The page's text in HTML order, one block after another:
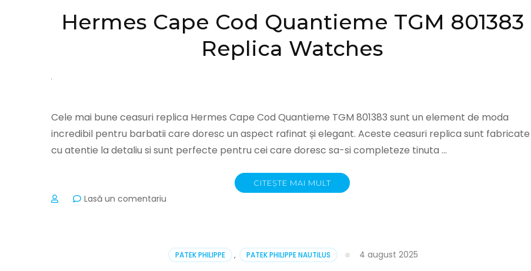
3350
Hermes Cape Cod Quantieme TGM 801383
Replica Watches
Cele mai bune ceasuri replica Hermes Cape Cod Quantieme TGM 801383 sunt un element de moda
incredibil pentru barbatii care doresc un aspect rafinat și elegant. Aceste ceasuri replica sunt fabricate
cu atentie la detaliu si sunt perfecte pentru cei care doresc sa-si completeze tinuta …
CITEȘTE MAI MULT
Lasă un comentariu
Quantieme
TGM
PATEK PHILIPPE , PATEK PHILIPPE NAUTILUS 4 august 2025